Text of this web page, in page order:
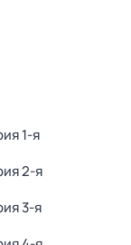
1-я
2-я
3-я